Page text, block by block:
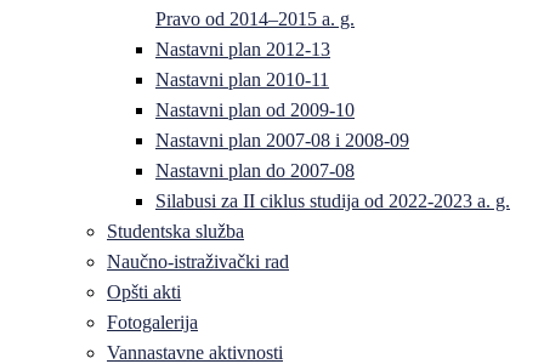
Pravo od 2014–2015 a. g.
Nastavni plan 2012-13
Nastavni plan 2010-11
Nastavni plan od 2009-10
Nastavni plan 2007-08 i 2008-09
Nastavni plan do 2007-08
Silabusi za II ciklus studija od 2022-2023 a. g.
Studentska služba
Naučno-istraživački rad
Opšti akti
Fotogalerija
Vannastavne aktivnosti